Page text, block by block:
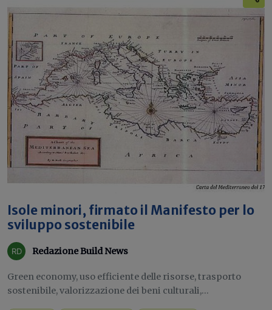
Isole minori, firmato il Manifesto per lo
sviluppo sostenibile
Redazione Build News
Green economy, uso efficiente delle risorse, trasporto
sostenibile, valorizzazione dei beni culturali,...